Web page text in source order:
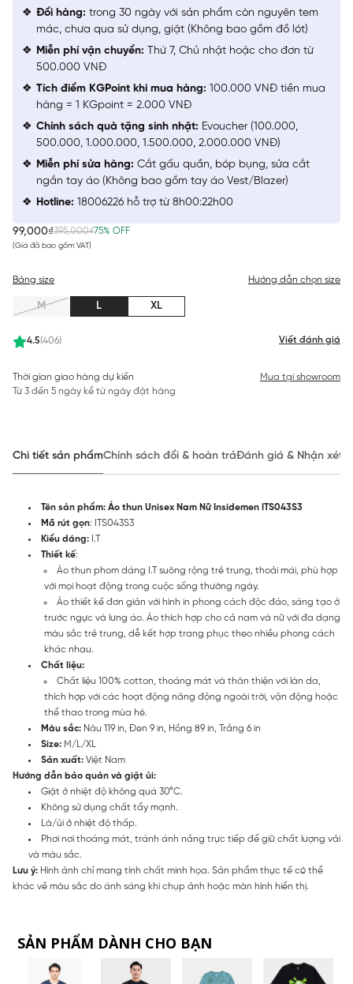
99,000₫395,000₫75% OFF
(Giá đã bao gồm VAT)
4.5(406) Viết đánh giá
Bảng size Hướng dẫn chọn size
M L XL
Thời gian giao hàng dự kiến
Từ 3 đến 5 ngày kể từ ngày đặt hàng
Mua tại showroom
Đổi hàng: trong 30 ngày với sản phẩm còn nguyên tem
mác, chưa qua sử dụng, giặt (Không bao gồm đồ lót)
Miễn phí vận chuyển: Thứ 7, Chủ nhật hoặc cho đơn từ
500.000 VNĐ
Tích điểm KGPoint khi mua hàng: 100.000 VNĐ tiền mua
hàng = 1 KGpoint = 2.000 VNĐ
Chính sách quà tặng sinh nhật: Evoucher (100.000,
500.000, 1.000.000, 1.500.000, 2.000.000 VNĐ)
Miễn phí sửa hàng: Cắt gấu quần, bóp bụng, sửa cắt
ngắn tay áo (Không bao gồm tay áo Vest/Blazer)
Hotline: 18006226 hỗ trợ từ 8h00:22h00
Chi tiết sản phẩmChính sách đổi & hoàn trảĐánh giá & Nhận xét
Tên sản phẩm: Áo thun Unisex Nam Nữ Insidemen ITS043S3
Mã rút gọn: ITS043S3
Kiểu dáng: I.T
Thiết kế:
Áo thun phom dáng I.T suông rộng trẻ trung, thoải mái, phù hợp
với mọi hoạt động trong cuộc sống thường ngày.
Áo thiết kế đơn giản với hình in phong cách độc đáo, sáng tạo ở
trước ngực và lưng áo. Áo thích hợp cho cả nam và nữ với đa dạng
màu sắc trẻ trung, dễ kết hợp trang phục theo nhiều phong cách
khác nhau.
Chất liệu:
Chất liệu 100% cotton, thoáng mát và thân thiện với làn da,
thích hợp với các hoạt động năng động ngoài trời, vận động hoặc
thể thao trong mùa hè.
Màu sắc: Nâu 119 in, Đen 9 in, Hồng 89 in, Trắng 6 in
Size: M/L/XL
Sản xuất: Việt Nam
Hướng dẫn bảo quản và giặt ủi:
Giặt ở nhiệt độ không quá 30°C.
Không sử dụng chất tẩy mạnh.
Là/ủi ở nhiệt độ thấp.
Phơi nơi thoáng mát, tránh ánh nắng trực tiếp để giữ chất lượng vải
và màu sắc.
Lưu ý: Hình ảnh chỉ mang tính chất minh họa. Sản phẩm thực tế có thể
khác về màu sắc do ánh sáng khi chụp ảnh hoặc màn hình hiển thị.
SẢN PHẨM DÀNH CHO BẠN